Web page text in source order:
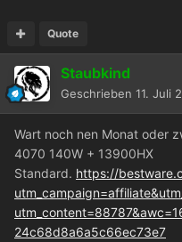
Quote
Staubkind
Geschrieben 11. Juli
Wart noch nen Monat oder
4070 140W + 13900HX
Standard. https://
24c68d8a6a5c66ec73e7